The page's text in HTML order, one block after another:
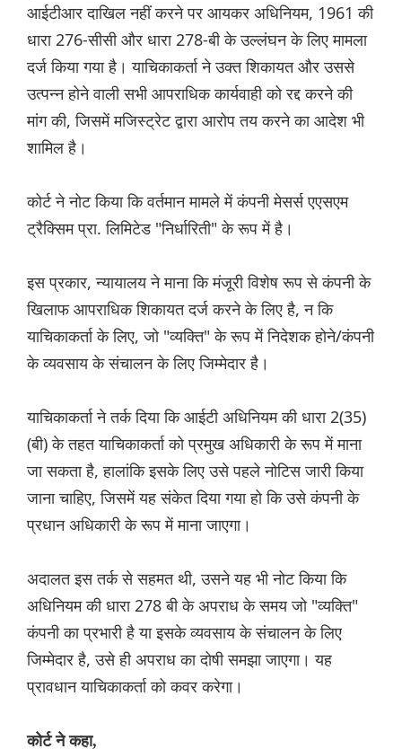
आईटीआर दाखिल नहीं करने पर आयकर अधिनियम, 1961 की
धारा 276-सीसी और धारा 278-बी के उल्लंघन के लिए मामला
दर्ज किया गया है। याचिकाकर्ता ने उक्त शिकायत और उससे
उत्पन्न होने वाली सभी आपराधिक कार्यवाही को रद्द करने की
मांग की, जिसमें मजिस्ट्रेट द्वारा आरोप तय करने का आदेश भी
शामिल है।
कोर्ट ने नोट किया कि वर्तमान मामले में कंपनी मेसर्स एएसएम
ट्रैक्सिम प्रा. लिमिटेड "निर्धारिती" के रूप में है।
इस प्रकार, न्यायालय ने माना कि मंजूरी विशेष रूप से कंपनी के
खिलाफ आपराधिक शिकायत दर्ज करने के लिए है, न कि
याचिकाकर्ता के लिए, जो "व्यक्ति" के रूप में निदेशक होने/कंपनी
के व्यवसाय के संचालन के लिए जिम्मेदार है।
याचिकाकर्ता ने तर्क दिया कि आईटी अधिनियम की धारा 2(35)
(बी) के तहत याचिकाकर्ता को प्रमुख अधिकारी के रूप में माना
जा सकता है, हालांकि इसके लिए उसे पहले नोटिस जारी किया
जाना चाहिए, जिसमें यह संकेत दिया गया हो कि उसे कंपनी के
प्रधान अधिकारी के रूप में माना जाएगा।
अदालत इस तर्क से सहमत थी, उसने यह भी नोट किया कि
अधिनियम की धारा 278 बी के अपराध के समय जो "व्यक्ति"
कंपनी का प्रभारी है या इसके व्यवसाय के संचालन के लिए
जिम्मेदार है, उसे ही अपराध का दोषी समझा जाएगा। यह
प्रावधान याचिकाकर्ता को कवर करेगा।
कोर्ट ने कहा,